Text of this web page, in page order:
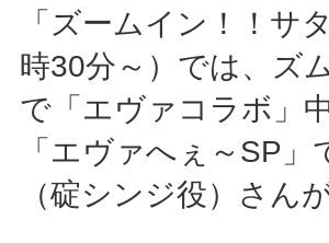
「ズームイン！！
時30分～）では、ズ
で「エヴァコラボ」
「エヴァへぇ～SP
（碇シンジ役）さん